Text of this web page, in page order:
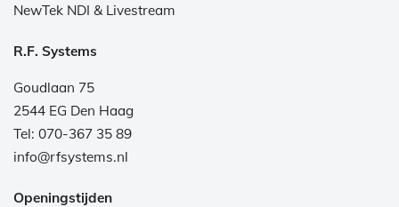
NewTek NDI & Livestream
R.F. Systems
Goudlaan 75
2544 EG Den Haag
Tel: 070-367 35 89
info@rfsystems.nl
Openingstijden